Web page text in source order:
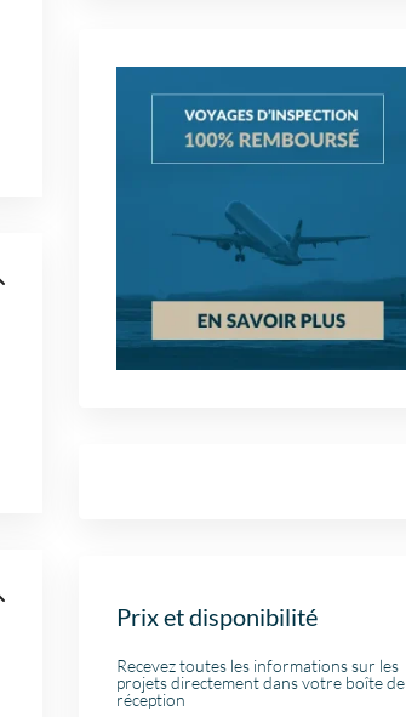
Prix et disponibilité
Recevez toutes les informations sur les
projets directement dans votre boîte de
réception